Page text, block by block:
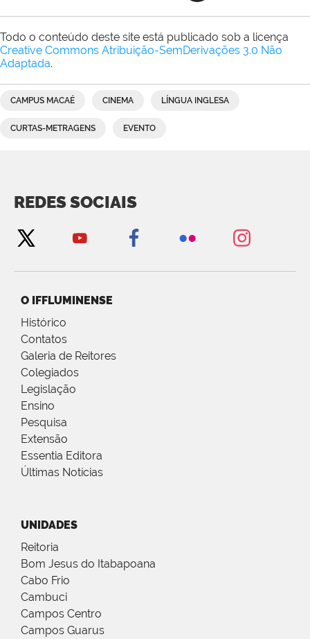
Todo o conteúdo deste site está publicado sob a licença
Creative Commons Atribuição-SemDerivações 3.0 Não
Adaptada.
CAMPUS MACAÉ CINEMA LÍNGUA INGLESA
CURTAS-METRAGENS EVENTO
REDES SOCIAIS
O IFFLUMINENSE
Histórico
Contatos
Galeria de Reitores
Colegiados
Legislação
Ensino
Pesquisa
Extensão
Essentia Editora
Últimas Notícias
UNIDADES
Reitoria
Bom Jesus do Itabapoana
Cabo Frio
Cambuci
Campos Centro
Campos Guarus